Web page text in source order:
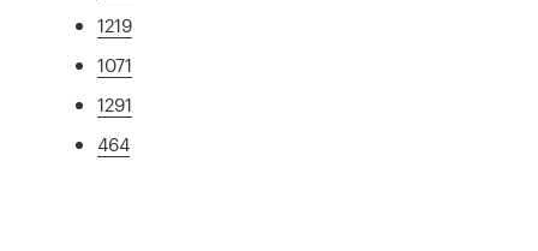
1219
1071
1291
464